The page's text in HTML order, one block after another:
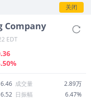
关闭
Company
EDT
6.46 成交量
2.89万
6.52 日振幅
6.47%